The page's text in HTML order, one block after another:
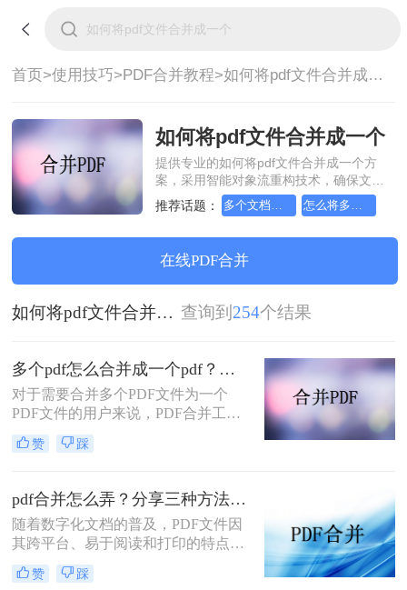
首页>使用技巧>PDF合并教程> 如何将pdf文件合并成一个
如何将pdf文件合并成一个
提供专业的如何将pdf文件合并成一个方
案，采用智能对象流重构技术，确保文档
1:1高保真还原且排版不乱码。支持一键批
量处理，全链路 SSL 加密保障隐私安全。
无需安装，高效办公。
推荐话题： 多个文档怎么合并成一个PDF 怎么将多个pdf合并成一个
在线PDF合并
如何将pdf文件合并成一个 查询到 254个结果
多个pdf怎么合并成一个pdf？这二种操作方法十分简单！
对于需要合并多个PDF文件为一个
PDF文件的用户来说，PDF合并工具
是非常有用的。无论是在学习、工作
还是日常生活中，我们常常会遇到需
况。那么多个PDF怎么合并成一个
PDF呢？本文将为大家介绍一些常用
的方法和工具，帮助大家轻松完成
PDF文件的合并。
赞 踩
pdf合并怎么弄？分享三种方法帮助你解决！
随着数字化文档的普及，PDF文件因
其跨平台、易于阅读和打印的特点，
成为了我们日常工作中不可或缺的一
部分。然而，当需要处理多个PDF文
赞 踩